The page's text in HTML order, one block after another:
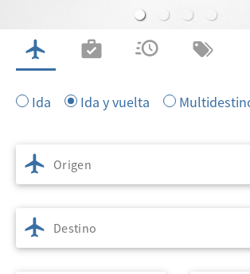
VUELOS CHECK INESTADO DE VUELOMI RESERVA
Ida Ida y vuelta
Origen
Destino